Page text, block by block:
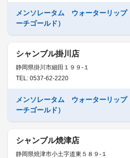
メンソレータム ウォーターリッ
ーチゴールド）
シャンブル掛川店
静岡県掛川市細田１９９-１
TEL: 0537-62-2220
メンソレータム ウォーターリッ
ーチゴールド）
シャンブル焼津店
静岡県焼津市小土字道東５８９-１